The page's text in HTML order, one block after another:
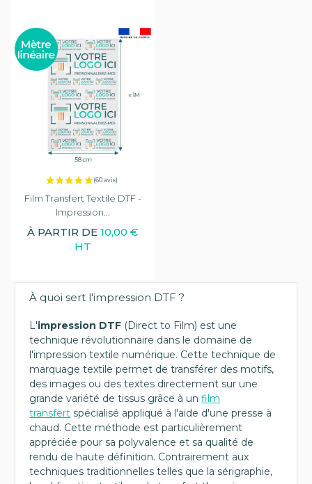
Film Transfert Textile DTF -
Impression...
À PARTIR DE 10,00 €
HT
À quoi sert l'impression DTF ?
L'impression DTF (Direct to Film) est une
technique révolutionnaire dans le domaine de
l'impression textile numérique. Cette technique de
marquage textile permet de transférer des motifs,
des images ou des textes directement sur une
grande variété de tissus grâce à unfilm
transfert spécialisé appliqué à l'aide d'une presse à
chaud. Cette méthode est particulièrement
appréciée pour sa polyvalence et sa qualité de
rendu de haute définition. Contrairement aux
techniques traditionnelles telles que la sérigraphie,